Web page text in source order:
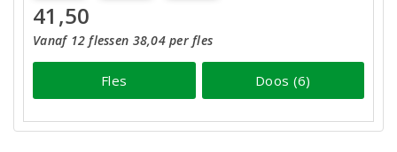
41,50
Vanaf 12 flessen 38,04 per fles
Fles Doos (6)